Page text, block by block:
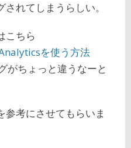
れてしまうらしい。
こちら
を使う方法
がちょっと違うなーと
参考にさせてもらいま